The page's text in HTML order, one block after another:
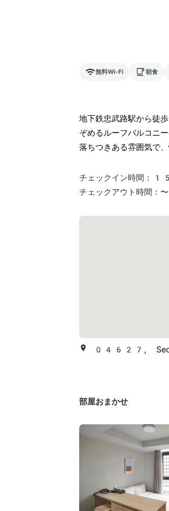
無料Wi-Fi 朝食
地下鉄忠武路駅から徒
ぞめるルーフバルコニ
落ちつきある雰囲気で
チェックイン時間：
チェックアウト時間：
04627,
部屋おまかせ